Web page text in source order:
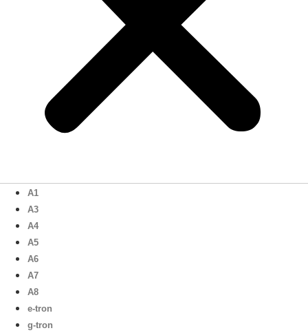
A1
A3
A4
A5
A6
A7
A8
e-tron
g-tron